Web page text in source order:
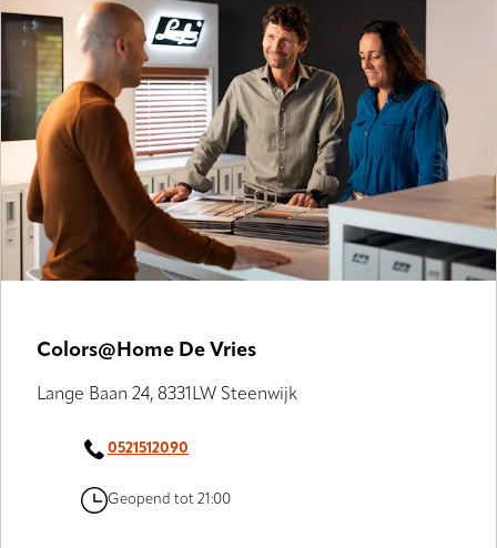
Colors@Home De Vries
Lange Baan 24, 8331LW Steenwijk
0521512090
Geopend tot 21:00